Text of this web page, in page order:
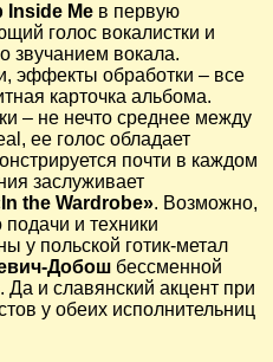
Inside Me в первую
голос вокалистки и
звучанием вокала.
эффекты обработки – все
карточка альбома.
– не нечто среднее между
ее голос обладает
почти в каждом
заслуживает
the Wardrobe». Возможно,
и техники
у польской готик-метал
Добош бессменной
. Да и славянский акцент при
у обеих исполнительниц